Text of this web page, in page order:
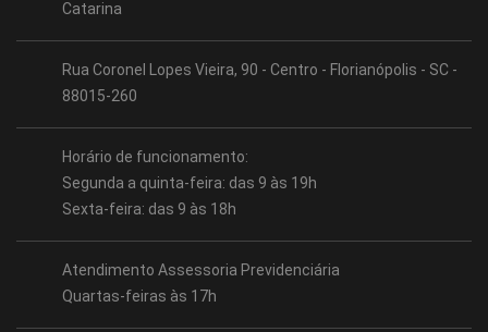
Catarina
Rua Coronel Lopes Vieira, 90 - Centro - Florianópolis - SC -
88015-260
Horário de funcionamento:
Segunda a quinta-feira: das 9 às 19h
Sexta-feira: das 9 às 18h
Atendimento Assessoria Previdenciária
Quartas-feiras às 17h